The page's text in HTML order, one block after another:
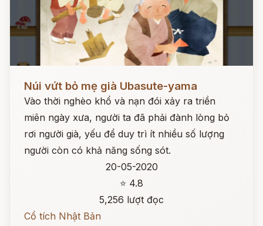
Núi vứt bỏ mẹ già Ubasute-yama
Vào thời nghèo khổ và nạn đói xảy ra triền
miên ngày xưa, người ta đã phải đành lòng bỏ
rơi người già, yếu để duy trì ít nhiều số lượng
người còn có khả năng sống sót.
20-05-2020
⭐ 4.8
5,256 lượt đọc
Cổ tích Nhật Bản